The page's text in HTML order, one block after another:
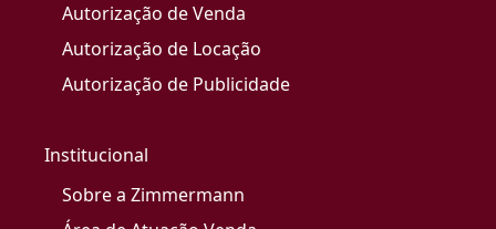
Autorização de Venda
Autorização de Locação
Autorização de Publicidade
Institucional
Sobre a Zimmermann